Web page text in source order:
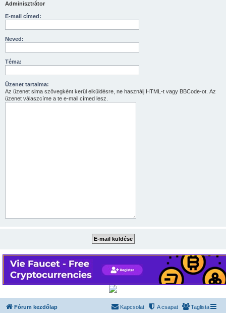
Adminisztrátor
E-mail címed:
Neved:
Téma:
Üzenet tartalma:
Az üzenet sima szövegként kerül elküldésre, ne használj HTML-t vagy BBCode-ot. Az
üzenet válaszcíme a te e-mail címed lesz.
Fórum kezdőlap Taglista
A csapat
Kapcsolat